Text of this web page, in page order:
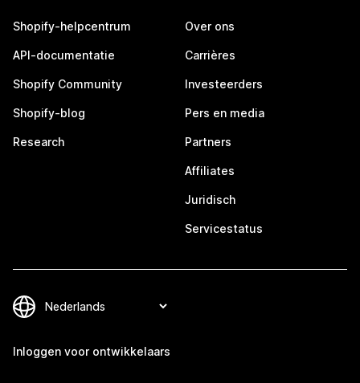
Shopify-helpcentrum
API-documentatie
Shopify Community
Shopify-blog
Research
Over ons
Carrières
Investeerders
Pers en media
Partners
Affiliates
Juridisch
Servicestatus
Inloggen voor ontwikkelaars